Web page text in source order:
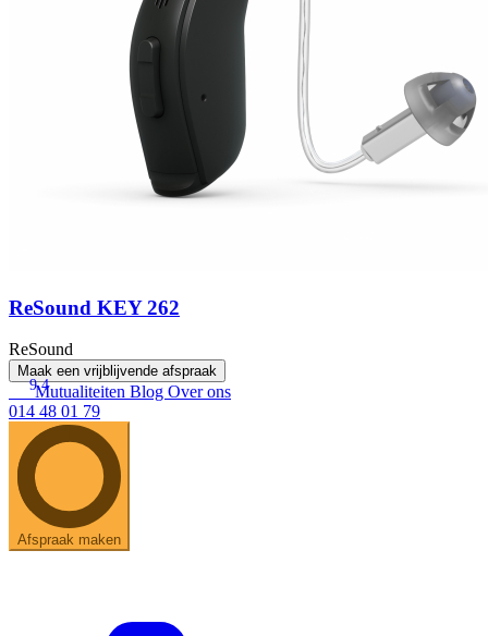
ReSound KEY 262
ReSound
Maak een vrijblijvende afspraak
9.4
Mutualiteiten Blog Over ons
014 48 01 79
Afspraak maken